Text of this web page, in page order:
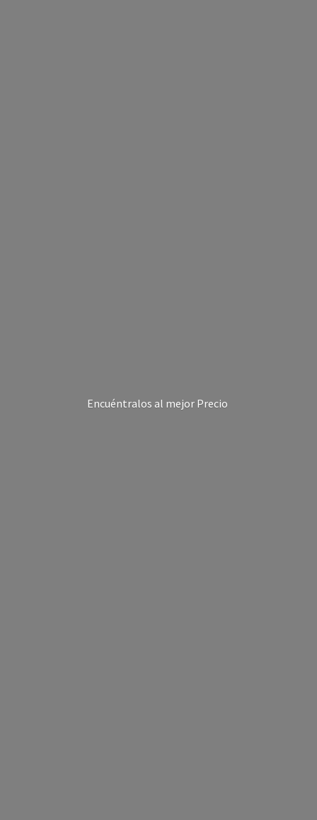
Encuéntralos al mejor Precio